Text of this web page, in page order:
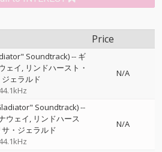
Price
Soundtrack)-- ギ
ェイ
リンドハースト・
ジェラルド
N/A
Soundtrack)--
ウェイ
リンドハース
サ・ジェラルド
N/A